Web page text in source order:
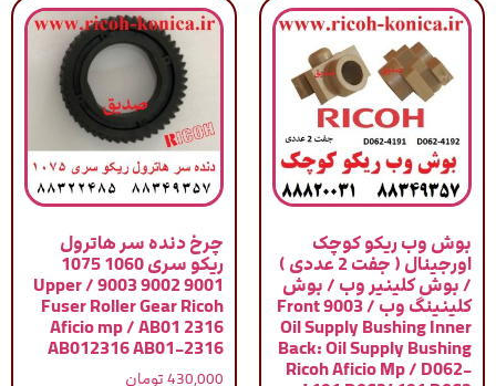
بوش وب ریکو کوچک
اورجینال ( جفت 2 عددی )
/ بوش کلینیر وب / بوش
کلینینگ وب / 9003 Front
Oil Supply Bushing Inner
Back: Oil Supply Bushing
Ricoh Aficio Mp / D062-
چرخ دنده سر هاترول
ریکو سری 1060 1075
9001 9002 9003 / Upper
Fuser Roller Gear Ricoh
Aficio mp / AB01 2316
AB012316 AB01-2316
430,000 تومان